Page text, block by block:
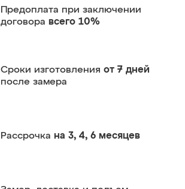
Предоплата при заключении
договора всего 10%
Сроки изготовления от 7 дней
после замера
Рассрочка на 3, 4, 6 месяцев